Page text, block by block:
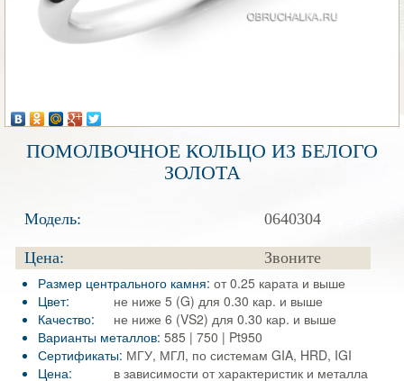
ПОМОЛВОЧНОЕ КОЛЬЦО ИЗ БЕЛОГО
ЗОЛОТА
Модель: 0640304
Цена:
Звоните
Размер центрального камня: от 0.25 карата и выше
Цвет:
не ниже 5 (G) для 0.30 кар. и выше
Качество:
не ниже 6 (VS2) для 0.30 кар. и выше
Варианты металлов: 585 | 750 | Pt950
Сертификаты: МГУ, МГЛ, по системам GIA, HRD, IGI
Цена:
в зависимости от характеристик и металла